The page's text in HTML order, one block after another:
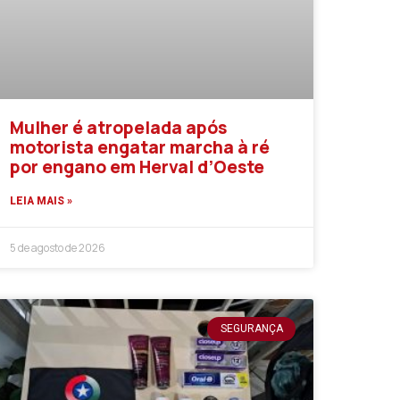
Mulher é atropelada após
motorista engatar marcha à ré
por engano em Herval d’Oeste
LEIA MAIS »
5 de agosto de 2026
SEGURANÇA